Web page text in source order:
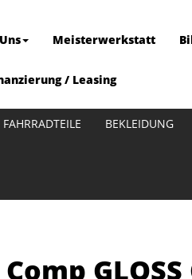
Meisterwerkstatt
/ Leasing
FAHRRADTEILE BEKLEIDUNG
GLOSS